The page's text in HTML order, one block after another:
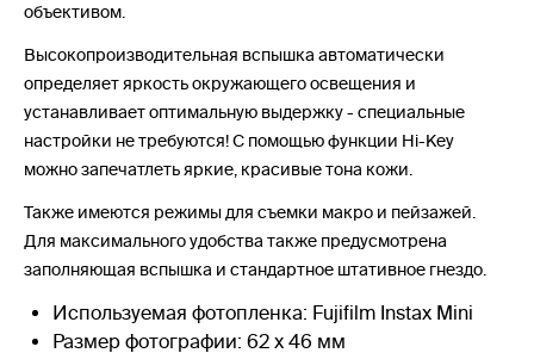
объективом.
Высокопроизводительная вспышка автоматически
определяет яркость окружающего освещения и
устанавливает оптимальную выдержку - специальные
настройки не требуются! С помощью функции Hi-Key
можно запечатлеть яркие, красивые тона кожи.
Также имеются режимы для съемки макро и пейзажей.
Для максимального удобства также предусмотрена
заполняющая вспышка и стандартное штативное гнездо.
Используемая фотопленка: Fujifilm Instax Mini
Размер фотографии: 62 х 46 мм